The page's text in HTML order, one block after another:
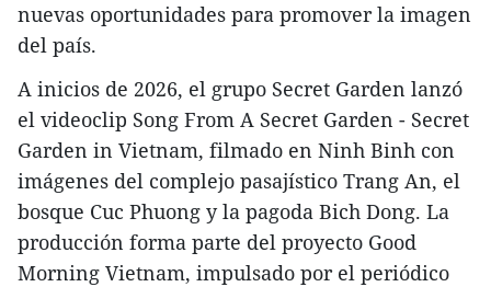
nuevas oportunidades para promover la imagen
del país.
A inicios de 2026, el grupo Secret Garden lanzó
el videoclip Song From A Secret Garden - Secret
Garden in Vietnam, filmado en Ninh Binh con
imágenes del complejo pasajístico Trang An, el
bosque Cuc Phuong y la pagoda Bich Dong. La
producción forma parte del proyecto Good
Morning Vietnam, impulsado por el periódico